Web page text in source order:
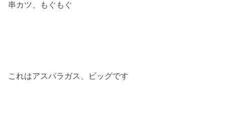
串カツ、もぐもぐ
これはアスパラガス、ビッグです